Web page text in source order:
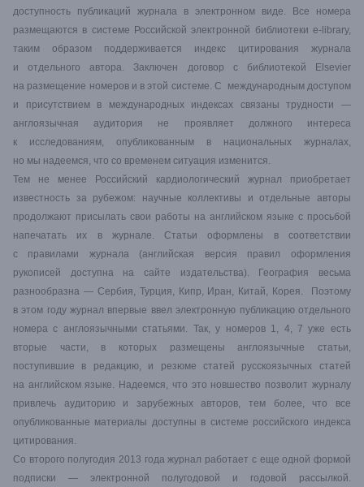
доступность публикаций журнала в электронном виде. Все номера
размещаются в системе Российской электронной библиотеки e-library,
таким образом поддерживается индекс цитирования журнала
и отдельного автора. Заключен договор с библиотекой Elsevier
на размещение номеров и в этой системе. С международным доступом
и присутствием в международных индексах связаны трудности —
англоязычная аудитория не проявляет должного интереса
к исследованиям, опубликованным в национальных журналах,
но мы надеемся, что со временем ситуация изменится.
Тем не менее Российский кардиологический журнал приобретает
известность за рубежом: научные коллективы и отдельные авторы
продолжают присылать свои работы на английском языке с просьбой
напечатать их в журнале. Статьи оформлены в соответствии
с правилами журнала (английская версия правил оформления
рукописей доступна на сайте издательства). География весьма
разнообразна — Сербия, Турция, Кипр, Иран, Китай, Корея. Поэтому
в этом году журнал впервые ввел электронную публикацию отдельного
номера с англоязычными статьями. Так, у номеров 1, 4, 7 уже есть
вторые части, в которых размещены англоязычные статьи,
поступившие в редакцию, и резюме статей русскоязычных статей
на английском языке. Надеемся, что это новшество позволит журналу
привлечь аудиторию и зарубежных авторов, тем более, что все
опубликованные материалы доступны в системе российского индекса
цитирования.
Со второго полугодия 2013 года журнал работает с еще одной формой
подписки — электронной полугодовой и годовой рассылкой.